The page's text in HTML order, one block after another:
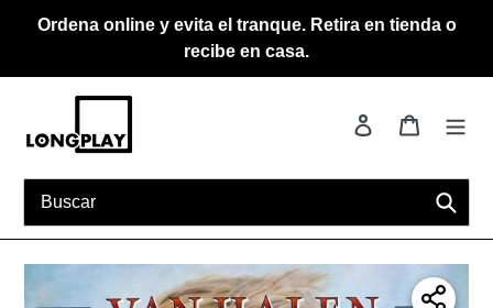
directamente
contenido
Ordena online y evita el tranque. Retira en tienda o
recibe en casa.
Ingresar Carrito